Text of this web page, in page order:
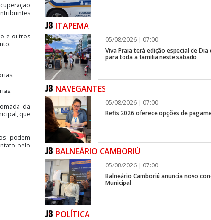
e outros
da
que
podem
pelo
ITAPEMA
05/08/2026 | 07:00
Viva Praia terá edição especial de
para toda a família neste sábado
NAVEGANTES
05/08/2026 | 07:00
Refis 2026 oferece opções de
BALNEÁRIO CAMBORIÚ
05/08/2026 | 07:00
Balneário Camboriú anuncia novo
Municipal
POLÍTICA